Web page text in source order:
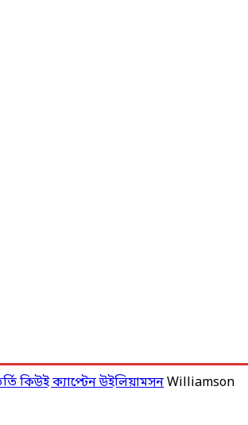
কিউই ক্যাপ্টেন উইলিয়ামসনWilliamson